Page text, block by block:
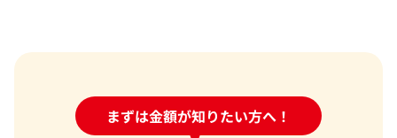
まずは金額が知りたい方へ！
24時間受付中!問い合わせフォーム